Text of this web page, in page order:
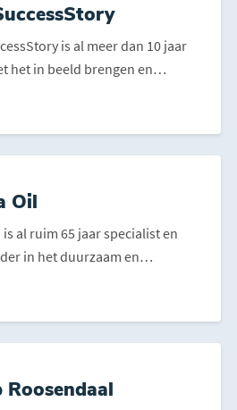
is al meer dan 10 jaar
het in beeld brengen en
Oil
al ruim 65 jaar specialist en
in het duurzaam en
Roosendaal